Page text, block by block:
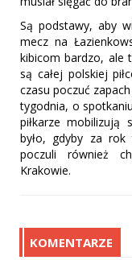
Są podstawy, aby
mecz na
kibicom bardzo, ale
są całej polskiej
czasu poczuć
tygodnia, o
piłkarze mobilizują
było, gdyby za
poczuli również
Krakowie.
KOMENTARZE